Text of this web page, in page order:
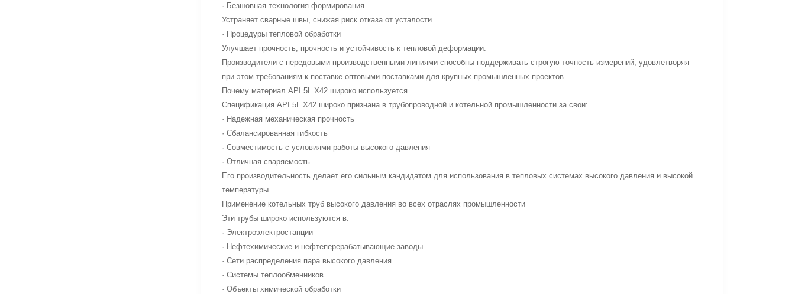
· Безшовная технология формирования
Устраняет сварные швы, снижая риск отказа от усталости.
· Процедуры тепловой обработки
Улучшает прочность, прочность и устойчивость к тепловой деформации.
Производители с передовыми производственными линиями способны поддерживать строгую точность измерений, удовлетворяя
при этом требованиям к поставке оптовыми поставками для крупных промышленных проектов.
Почему материал API 5L X42 широко используется
Спецификация API 5L X42 широко признана в трубопроводной и котельной промышленности за свои:
· Надежная механическая прочность
· Сбалансированная гибкость
· Совместимость с условиями работы высокого давления
· Отличная сваряемость
Его производительность делает его сильным кандидатом для использования в тепловых системах высокого давления и высокой
температуры.
Применение котельных труб высокого давления во всех отраслях промышленности
Эти трубы широко используются в:
· Электроэлектростанции
· Нефтехимические и нефтеперерабатывающие заводы
· Сети распределения пара высокого давления
· Системы теплообменников
· Объекты химической обработки